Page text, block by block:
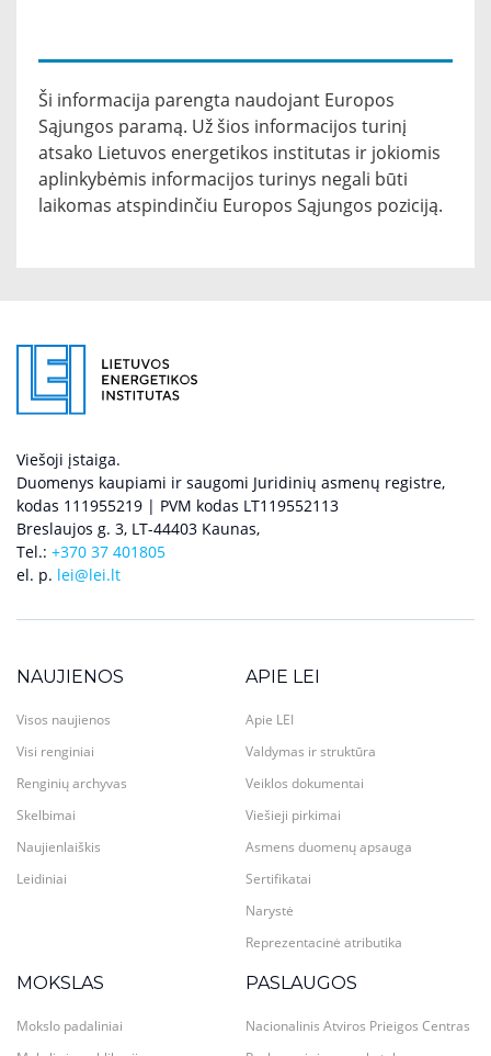
Ši informacija parengta naudojant Europos
Sąjungos paramą. Už šios informacijos turinį
atsako Lietuvos energetikos institutas ir jokiomis
aplinkybėmis informacijos turinys negali būti
laikomas atspindinčiu Europos Sąjungos poziciją.
Viešoji įstaiga.
Duomenys kaupiami ir saugomi Juridinių asmenų registre,
kodas 111955219 | PVM kodas LT119552113
Breslaujos g. 3, LT-44403 Kaunas,
Tel.: +370 37 401805
el. p. lei@lei.lt
NAUJIENOS
Visos naujienos
Visi renginiai
Renginių archyvas
Skelbimai
Naujienlaiškis
Leidiniai
APIE LEI
Apie LEI
Valdymas ir struktūra
Veiklos dokumentai
Viešieji pirkimai
Asmens duomenų apsauga
Sertifikatai
Narystė
Reprezentacinė atributika
MOKSLAS
Mokslo padaliniai
PASLAUGOS
Nacionalinis Atviros Prieigos Centras